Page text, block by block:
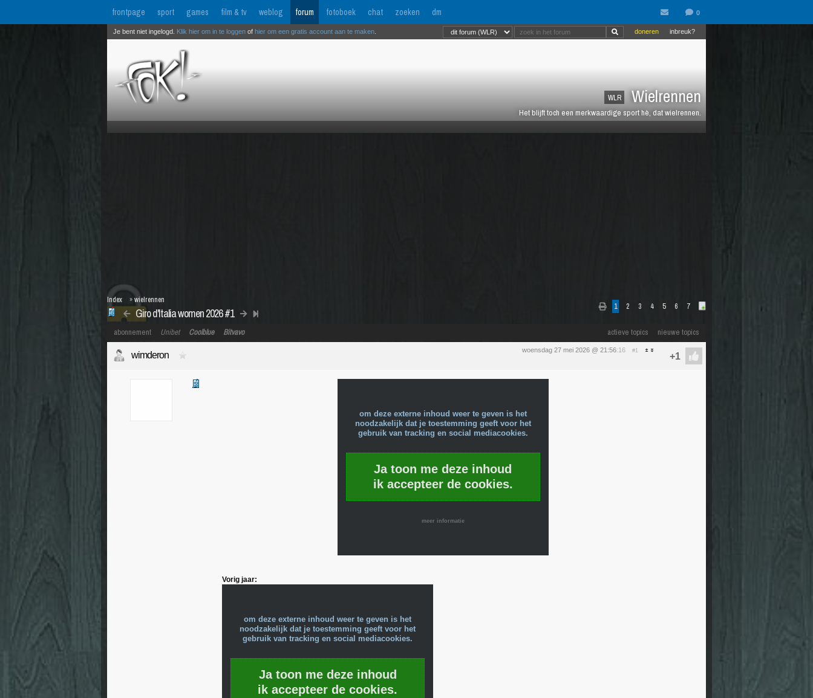
frontpage sport games film & tv weblog forum fotoboek chat zoeken dm
WLR Wielrennen
Het blijft toch een merkwaardige sport hè, dat wielrennen.
inbreuk?
doneren
Je bent niet ingelogd. Klik hier om in te loggen of hier om een gratis account aan te maken
1 2 3 4 5 6 7
Giro d'Italia women 2026 #1
Index »wielrennen
actieve topics nieuwe topics
abonnement Unibet Coolblue Bitvavo
woensdag 27 mei 2026 @ 21:56:16 #1
wimderon
om deze externe inhoud weer te geven is het
noodzakelijk dat je toestemming geeft voor het
gebruik van tracking en social mediacookies.
Ja toon me deze inhoud
ik accepteer de cookies.
meer informatie
Vorig jaar:
om deze externe inhoud weer te geven is het
noodzakelijk dat je toestemming geeft voor het
gebruik van tracking en social mediacookies.
Ja toon me deze inhoud
ik accepteer de cookies.